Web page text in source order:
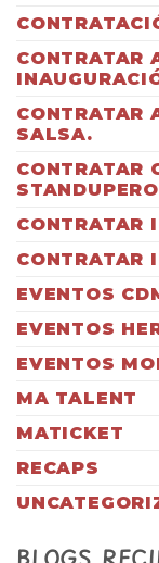
CONTRATAR
CONTRATAR
SALSA.
CONTRATAR
CONTRATAR
CONTRATAR
EVENTOS
EVENTOS
EVENTOS
MA TALENT
MATICKET
RECAPS